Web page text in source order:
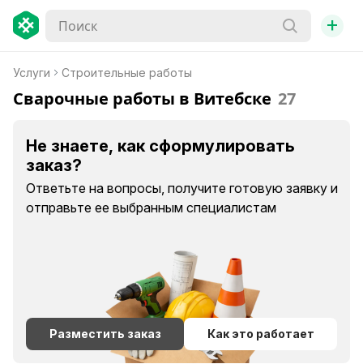
+
Услуги Строительные работы
Сварочные работы в Витебске 27
Не знаете, как сформулировать
заказ?
Ответьте на вопросы, получите готовую заявку и
отправьте ее выбранным специалистам
Разместить заказ Как это работает